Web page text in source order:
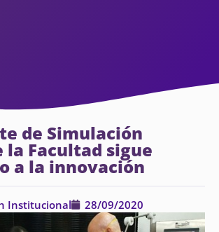
de Simulación
la Facultad sigue
a la innovación
Institucional 28/09/2020